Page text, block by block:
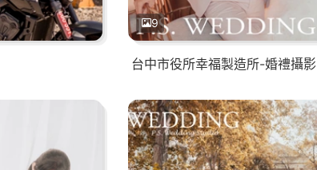
9
台中市役所幸福製造所-婚禮攝影